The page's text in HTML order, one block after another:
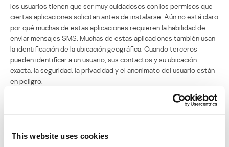
This website uses cookies
los usuarios tienen que ser muy cuidadosos con los permisos que
ciertas aplicaciones solicitan antes de instalarse. Aún no está claro
por qué muchas de estas aplicaciones requieren la habilidad de
enviar mensajes SMS. Muchas de estas aplicaciones también usan
la identificación de la ubicación geográfica. Cuando terceros
pueden identificar a un usuario, sus contactos y su ubicación
exacta, la seguridad, la privacidad y el anonimato del usuario están
en peligro.